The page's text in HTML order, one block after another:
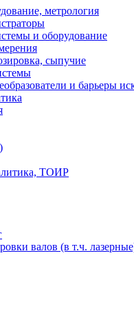
метрология
и оборудование
сыпучие
и барьеры
ТОИР
валов (в т.ч.